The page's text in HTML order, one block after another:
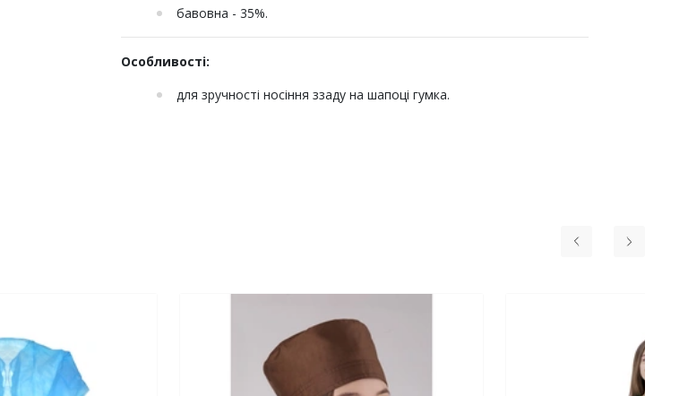
бавовна - 35%.
Особливості:
для зручності носіння ззаду на шапоці гумка.